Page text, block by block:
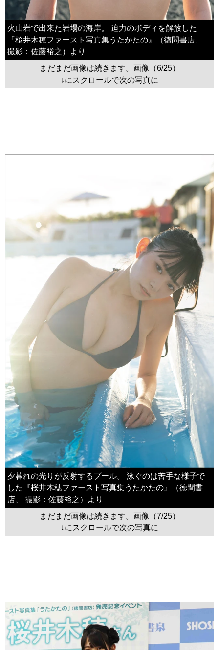
火山岩で出来た岩場の海岸。 迫力のボディを解放した
『桜井木穂ファースト写真集うたかたの』（徳間書店、
撮影：佐藤裕之）より
まだまだ画像は続きます。画像（6/25）
↓にスクロールで次の写真に
夕暮れの光りが反射するプール。 泳ぐのは苦手な様子で
した『桜井木穂ファースト写真集うたかたの』（徳間書
店、 撮影：佐藤裕之）より
まだまだ画像は続きます。画像（7/25）
↓にスクロールで次の写真に